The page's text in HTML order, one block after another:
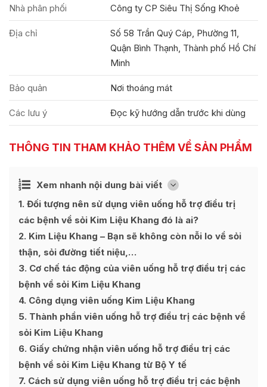
Nhà phân phối Công ty CP Siêu Thị Sống Khoẻ
Địa chỉ
Số 58 Trần Quý Cáp, Phường 11,
Quận Bình Thạnh, Thành phố Hồ Chí
Minh
Bảo quản Nơi thoáng mát
Các lưu ý Đọc kỹ hướng dẫn trước khi dùng
THÔNG TIN THAM KHẢO THÊM VỀ SẢN PHẨM
Xem nhanh nội dung bài viết [
Ẩn
1 Đối tượng nên sử dụng viên uống hỗ trợ điều trị
các bệnh về sỏi Kim Liệu Khang đó là ai?
2 Kim Liệu Khang – Bạn sẽ không còn nỗi lo về sỏi
thận, sỏi đường tiết niệu,…
3 Cơ chế tác động của viên uống hỗ trợ điều trị các
bệnh về sỏi Kim Liệu Khang
4 Công dụng viên uống Kim Liệu Khang
5 Thành phần viên uống hỗ trợ điều trị các bệnh về
sỏi Kim Liệu Khang
6 Giấy chứng nhận viên uống hỗ trợ điều trị các
bệnh về sỏi Kim Liệu Khang từ Bộ Y tế
7 Cách sử dụng viên uống hỗ trợ điều trị các bệnh